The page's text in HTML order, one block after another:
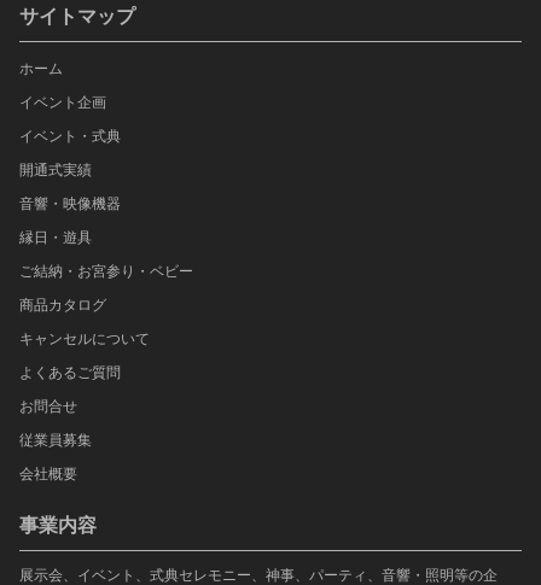
サイトマップ
ホーム
イベント企画
イベント・式典
開通式実績
音響・映像機器
縁日・遊具
ご結納・お宮参り・ベビー
商品カタログ
キャンセルについて
よくあるご質問
お問合せ
従業員募集
会社概要
事業内容
展示会、イベント、式典セレモニー、神事、パーティ、音響・照明等の企